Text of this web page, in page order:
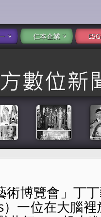
仁本企業 ESG
：莫伊．亞格斯（Moisés
進親子魔幻劇場。
博覽會」丁
一位在大腦